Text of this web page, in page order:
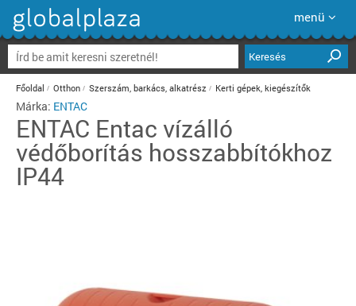
menü
Keresés
Főoldal Otthon Szerszám, barkács, alkatrész Kerti gépek, kiegészítők
Márka: ENTAC
ENTAC Entac vízálló
védőborítás hosszabbítókhoz
IP44